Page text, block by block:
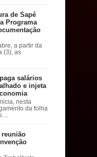
de Sapé
Programa
a partir da
(3), as
salários
e injeta
nesta
da folha
reunião